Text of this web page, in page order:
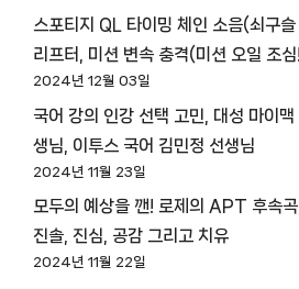
스포티지 QL 타이밍 체인 소음(쇠구
리프터, 미션 변속 충격(미션 오일 조
2024년 12월 03일
국어 강의 인강 선택 고민, 대성 마이
생님, 이투스 국어 김민정 선생님
2024년 11월 23일
모두의 예상을 깬! 로제의 APT 후
진솔, 진심, 공감 그리고 치유
2024년 11월 22일